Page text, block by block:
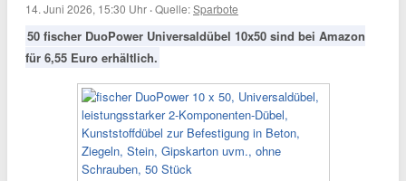
14. Juni 2026, 15:30 Uhr ·Quelle:Sparbote
50 fischer DuoPower Universaldübel 10x50 sind bei Amazon
für 6,55 Euro erhältlich.